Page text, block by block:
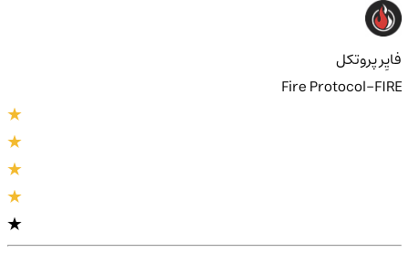
فایِر پروتکل
Fire Protocol-FIRE